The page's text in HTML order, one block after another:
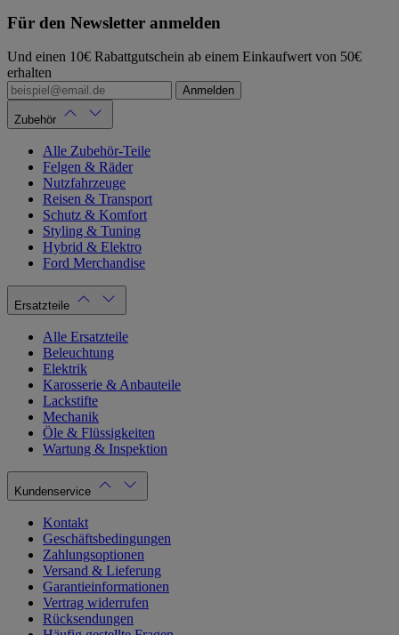
Für den Newsletter anmelden
Und einen 10€ Rabattgutschein ab einem Einkaufwert von 50€
erhalten
Anmelden
Zubehör
Alle Zubehör-Teile
Felgen & Räder
Nutzfahrzeuge
Reisen & Transport
Schutz & Komfort
Styling & Tuning
Hybrid & Elektro
Ford Merchandise
Ersatzteile
Alle Ersatzteile
Beleuchtung
Elektrik
Karosserie & Anbauteile
Lackstifte
Mechanik
Öle & Flüssigkeiten
Wartung & Inspektion
Kundenservice
Kontakt
Geschäftsbedingungen
Zahlungsoptionen
Versand & Lieferung
Garantieinformationen
Vertrag widerrufen
Rücksendungen